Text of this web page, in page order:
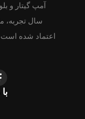
سال تجربه،
اعتماد شده